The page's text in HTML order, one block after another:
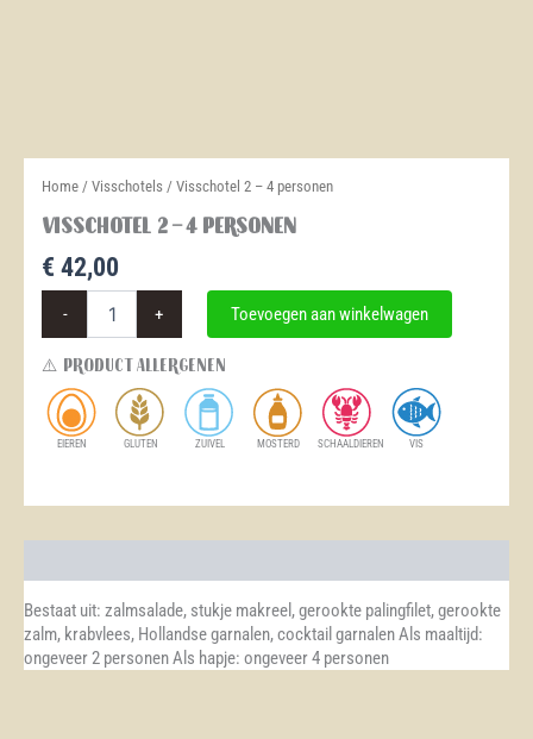
Home / Visschotels / Visschotel 2 – 4 personen
Visschotel 2 – 4 personen
€ 42,00
-
4
personen
aantal
+ Toevoegen aan winkelwagen
⚠️ Product Allergenen
EIEREN GLUTEN ZUIVEL MOSTERD SCHAALDIEREN VIS
Bestaat uit: zalmsalade, stukje makreel, gerookte palingfilet, gerookte
zalm, krabvlees, Hollandse garnalen, cocktail garnalen Als maaltijd:
ongeveer 2 personen Als hapje: ongeveer 4 personen